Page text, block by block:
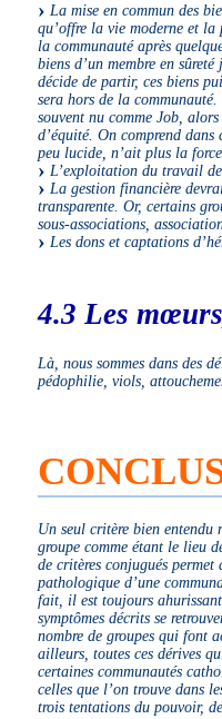
La mise en commun des
qu’offre la vie moderne et la
la communauté après
biens d’un membre en
décide de partir, ces biens
sera hors de la
souvent nu comme Job,
d’équité. On comprend dans
peu lucide, n’ait plus la
L’exploitation du travail
La gestion financière
transparente. Or, certains
sous-associations,
Les dons et captations
4.3 Les mœurs
Là, nous sommes dans des
pédophilie, viols,
Un seul critère bien
groupe comme étant le lieu
de critères conjugués permet
pathologique d’une
fait, il est toujours
symptômes décrits se
nombre de groupes qui font
ailleurs, toutes ces dérives
certaines communautés
celles que l’on trouve dans
trois tentations du pouvoir,